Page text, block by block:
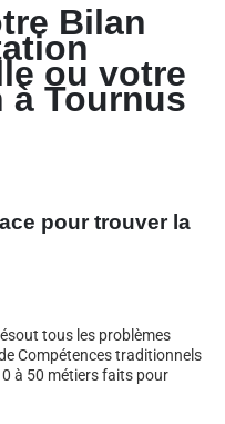
Bilan
ou votre
à Tournus
pour trouver la
tous les problèmes
Compétences traditionnels
à 50 métiers faits pour